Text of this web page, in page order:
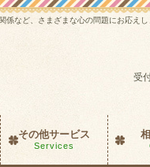
など、さまざまな心の問題にお応えし
受
その他サービス
Services